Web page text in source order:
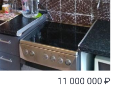
11 000 000 ₽